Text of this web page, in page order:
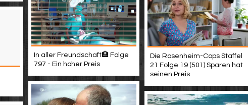
In aller Freundschaft🏥 Folge
797 - Ein hoher Preis
Die Rosenheim-Cops Staffel
21 Folge 19 (501) Sparen hat
seinen Preis